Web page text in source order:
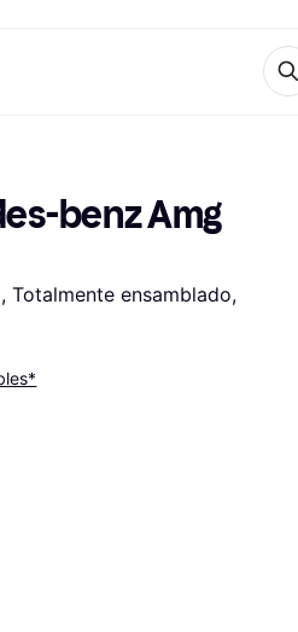
las categorías
benz Amg
Totalmente ensamblado,